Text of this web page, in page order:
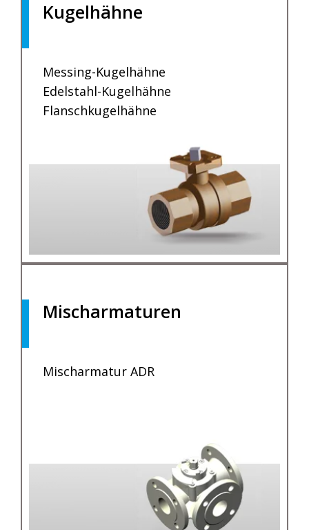
Kugelhähne
Messing-Kugelhähne
Edelstahl-Kugelhähne
Flanschkugelhähne
Mischarmaturen
Mischarmatur ADR